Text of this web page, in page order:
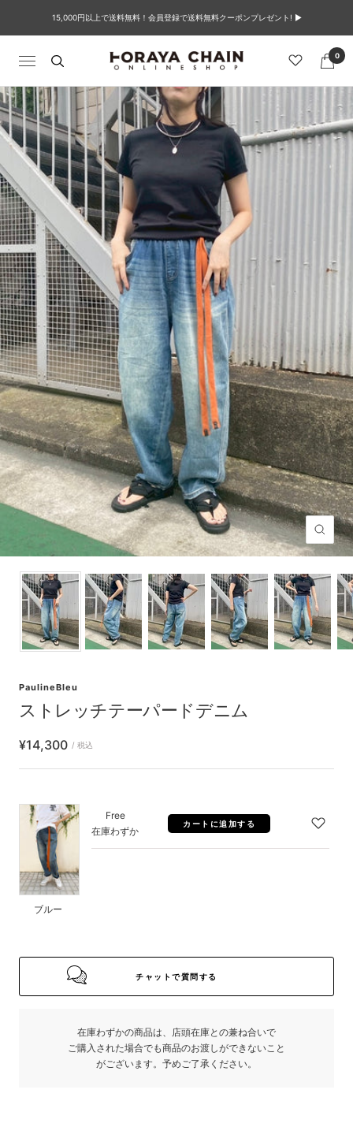
テ
へ
ス
キ
ッ
15,000円以上で送料無料！会員登録で送料無料クーポンプレゼント! ▶︎
ナ
ゲ
ー
シ
ン
TORAYACHAIN
ONLINE
SHOP
0
ズ
ー
イ
ン
ストレッチテーパードデニム
PaulineBleu
セ
ー
価
格
¥14,300 / 税込
ブルー
Free
在庫わずか
カートに追加する
チャットで質問する
在庫わずかの商品は、店頭在庫との兼ね合いで
ご購入された場合でも商品のお渡しができないこと
がございます。予めご了承ください。